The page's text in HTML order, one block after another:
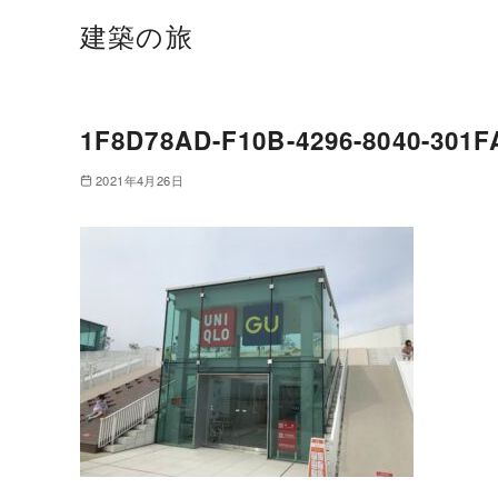
建築の旅
1F8D78AD-F10B-4296-8040-
2021年4月26日